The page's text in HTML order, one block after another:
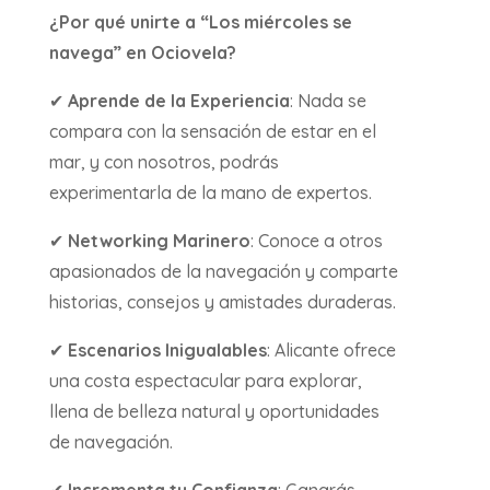
¿Por qué unirte a “Los miércoles se
navega” en Ociovela?
✔ Aprende de la Experiencia: Nada se
compara con la sensación de estar en el
mar, y con nosotros, podrás
experimentarla de la mano de expertos.
✔ Networking Marinero: Conoce a otros
apasionados de la navegación y comparte
historias, consejos y amistades duraderas.
✔ Escenarios Inigualables: Alicante ofrece
una costa espectacular para explorar,
llena de belleza natural y oportunidades
de navegación.